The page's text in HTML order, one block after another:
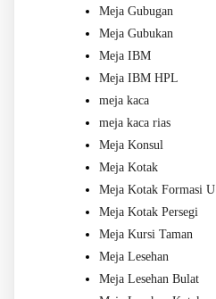
Meja Gubugan
Meja Gubukan
Meja IBM
Meja IBM HPL
meja kaca
meja kaca rias
Meja Konsul
Meja Kotak
Meja Kotak Formasi U
Meja Kotak Persegi
Meja Kursi Taman
Meja Lesehan
Meja Lesehan Bulat